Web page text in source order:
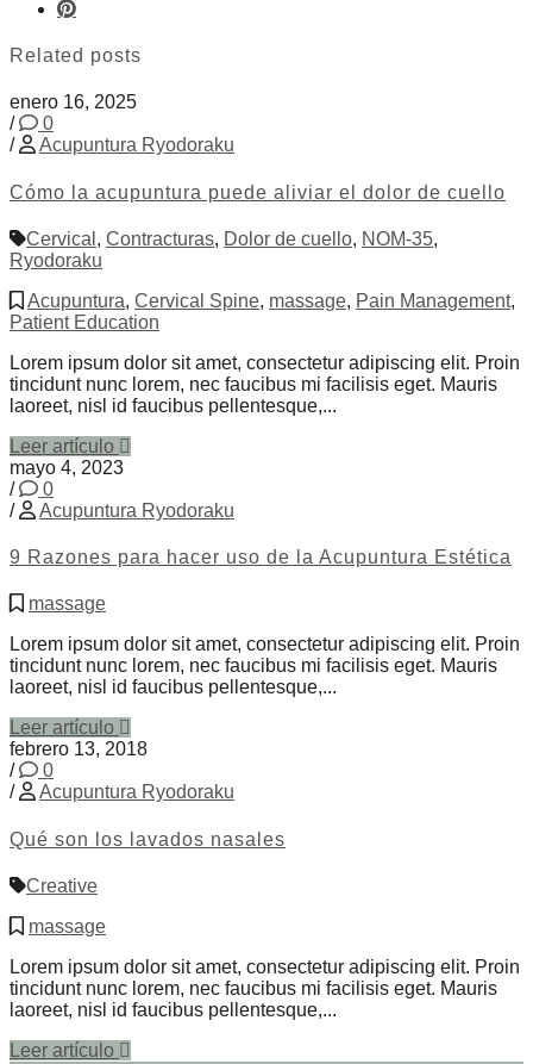
Related posts
enero 16, 2025
/
0
/
Acupuntura Ryodoraku
Cómo la acupuntura puede aliviar el dolor de cuello
Cervical , Contracturas, Dolor de cuello, NOM-35,
Ryodoraku
Acupuntura, Cervical Spine, massage, Pain Management,
Patient Education
Lorem ipsum dolor sit amet, consectetur adipiscing elit. Proin
tincidunt nunc lorem, nec faucibus mi facilisis eget. Mauris
laoreet, nisl id faucibus pellentesque,...
Leer artículo
mayo 4, 2023
/
0
/
Acupuntura Ryodoraku
9 Razones para hacer uso de la Acupuntura Estética
massage
Lorem ipsum dolor sit amet, consectetur adipiscing elit. Proin
tincidunt nunc lorem, nec faucibus mi facilisis eget. Mauris
laoreet, nisl id faucibus pellentesque,...
Leer artículo
febrero 13, 2018
/
0
/
Acupuntura Ryodoraku
Qué son los lavados nasales
Creative
massage
Lorem ipsum dolor sit amet, consectetur adipiscing elit. Proin
tincidunt nunc lorem, nec faucibus mi facilisis eget. Mauris
laoreet, nisl id faucibus pellentesque,...
Leer artículo